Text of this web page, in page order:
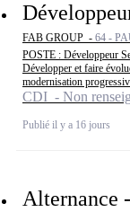
FAB GROUP - 64 -
POSTE : Développeur
Développer et faire
modernisation
CDI - Non
Publié il y a 16 jours
Alternance